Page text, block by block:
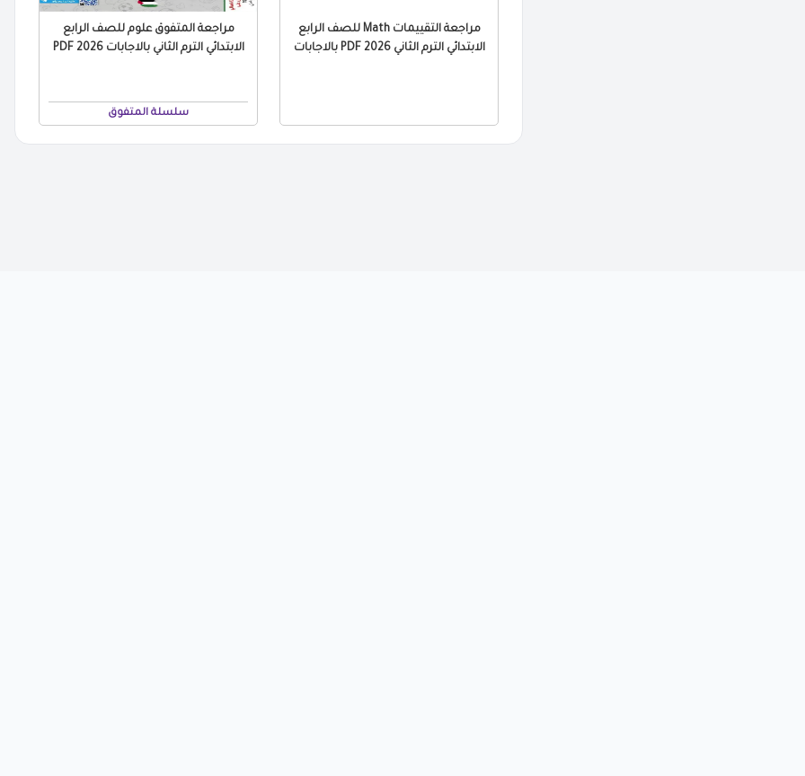
مراجعة التقييمات Math للصف الرابع
الابتدائي الترم الثاني 2026 PDF بالاجابات
مراجعة المتفوق علوم للصف الرابع
الابتدائي الترم الثاني بالاجابات 2026 PDF
سلسلة المتفوق